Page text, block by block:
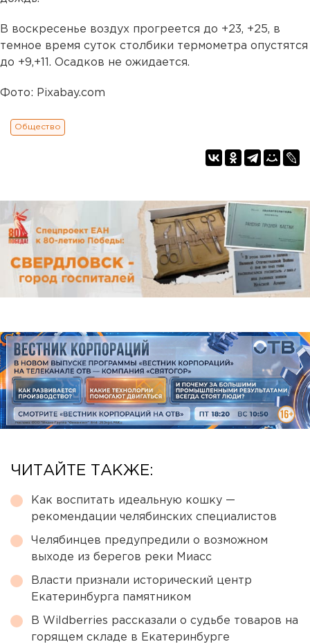
В воскресенье воздух прогреется до +23, +25, в
темное время суток столбики термометра опустятся
до +9,+11. Осадков не ожидается.
Фото: Pixabay.com
Общество
ЧИТАЙТЕ ТАКЖЕ:
Как воспитать идеальную кошку —
рекомендации челябинских специалистов
Челябинцев предупредили о возможном
выходе из берегов реки Миасс
Власти признали исторический центр
Екатеринбурга памятником
В Wildberries рассказали о судьбе товаров на
горящем складе в Екатеринбурге